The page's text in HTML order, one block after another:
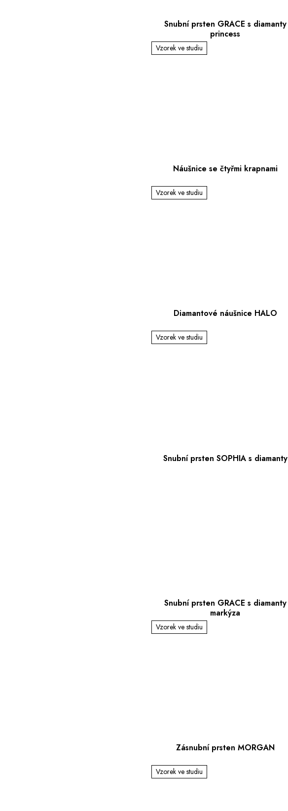
Snubní prsten GRACE s diamanty
princess
Vzorek ve studiu
Náušnice se čtyřmi krapnami
Vzorek ve studiu
Diamantové náušnice HALO
Vzorek ve studiu
Snubní prsten SOPHIA s diamanty
Snubní prsten GRACE s diamanty
markýza
Vzorek ve studiu
Zásnubní prsten MORGAN
Vzorek ve studiu